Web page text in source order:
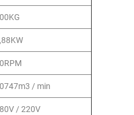
/ min
/ 220V